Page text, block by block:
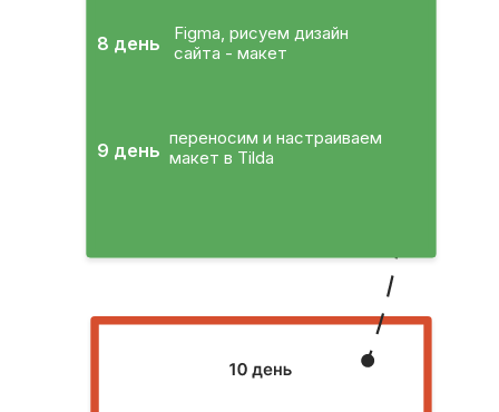
8 день
переносим и настраиваем
макет в Tilda
Figma, рисуем дизайн
сайта - макет
9 день